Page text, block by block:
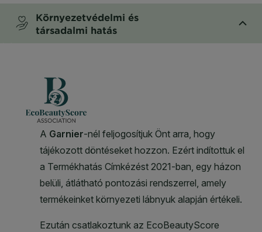
Környezetvédelmi és
társadalmi hatás